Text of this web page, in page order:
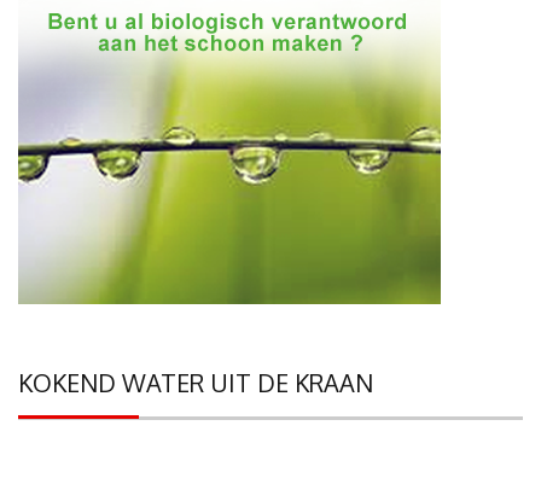
KOKEND WATER UIT DE KRAAN